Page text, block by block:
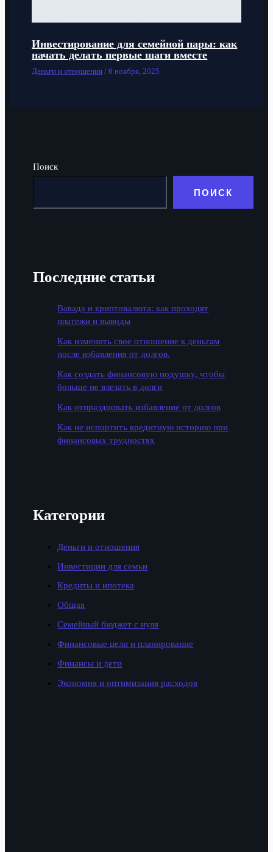
Инвестирование для семейной пары: как
начать делать первые шаги вместе
Деньги и отношения /6 ноября, 2025
Поиск
ПОИСК
Последние статьи
Вавада и криптовалюта: как проходят
платежи и выводы
Как изменить свое отношение к деньгам
после избавления от долгов.
Как создать финансовую подушку, чтобы
больше не влезать в долги
Как отпраздновать избавление от долгов
Как не испортить кредитную историю при
финансовых трудностях
Категории
Деньги и отношения
Инвестиции для семьи
Кредиты и ипотека
Общая
Семейный бюджет с нуля
Финансовые цели и планирование
Финансы и дети
Экономия и оптимизация расходов